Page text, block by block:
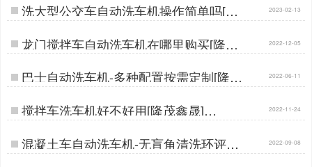
洗大型公交车自动洗车机操作简单吗[隆
茂鑫晟]…
2023-02-13
龙门搅拌车自动洗车机在哪里购买[隆茂
鑫晟]…
2022-12-05
巴士自动洗车机-多种配置按需定制[隆茂
鑫晟]…
2022-06-11
搅拌车洗车机好不好用[隆茂鑫晟]… 2022-11-24
混凝土车自动洗车机-无盲角清洗环评轻
松验收[隆茂鑫晟]…
2022-09-08